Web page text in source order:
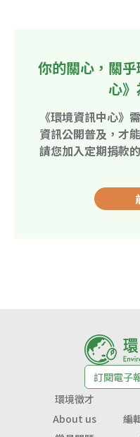
你的關心，關
心
《環境資訊中心》
資訊公開普及，才
請您加入定期捐款
訂閱電子
環境徵才
About us
編